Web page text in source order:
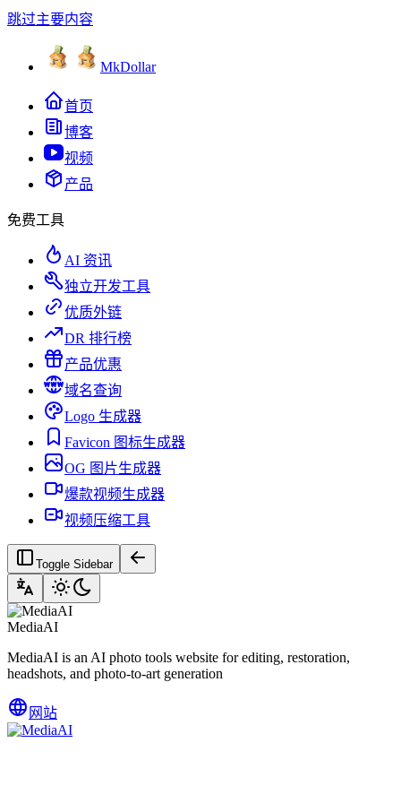
跳过主要内容
MkDollar
首页
博客
视频
产品
免费工具
AI 资讯
独立开发工具
优质外链
DR 排行榜
产品优惠
域名查询
Logo 生成器
Favicon 图标生成器
OG 图片生成器
爆款视频生成器
视频压缩工具
Toggle Sidebar
MediaAI
MediaAI is an AI photo tools website for editing, restoration,
headshots, and photo-to-art generation
网站